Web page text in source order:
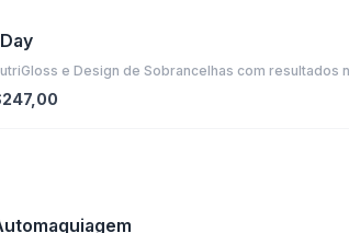
e Design de Sobrancelhas com resultados